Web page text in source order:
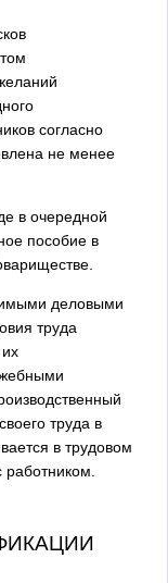
согласно
не менее
в очередной
пособие в
деловыми
труда
труда в
в трудовом